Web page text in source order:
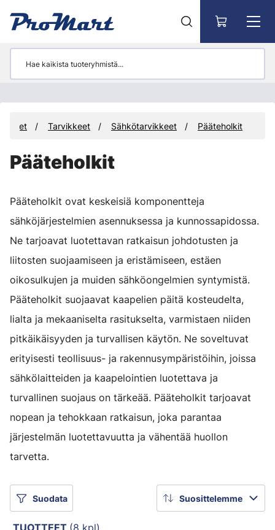
Tarvikkeet Sähkötarvikkeet Pääteholkit
Pääteholkit
Pääteholkit ovat keskeisiä komponentteja
sähköjärjestelmien asennuksessa ja kunnossapidossa.
Ne tarjoavat luotettavan ratkaisun johdotusten ja
liitosten suojaamiseen ja eristämiseen, estäen
oikosulkujen ja muiden sähköongelmien syntymistä.
Pääteholkit suojaavat kaapelien päitä kosteudelta,
lialta ja mekaaniselta rasitukselta, varmistaen niiden
pitkäikäisyyden ja turvallisen käytön. Ne soveltuvat
erityisesti teollisuus- ja rakennusympäristöihin, joissa
sähkölaitteiden ja kaapelointien luotettava ja
turvallinen suojaus on tärkeää. Pääteholkit tarjoavat
nopean ja tehokkaan ratkaisun, joka parantaa
järjestelmän luotettavuutta ja vähentää huollon
tarvetta.
Suodata Suosittelemme
TUOTTEET (8 kpl)